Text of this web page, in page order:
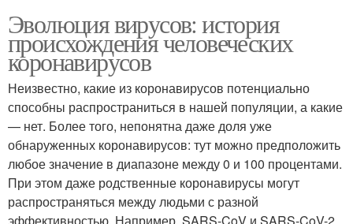
Эволюция вирусов: история
происхождения человеческих
коронавирусов
Неизвестно, какие из коронавирусов потенциально
способны распространиться в нашей популяции, а какие
— нет. Более того, непонятна даже доля уже
обнаруженных коронавирусов: тут можно предположить
любое значение в диапазоне между 0 и 100 процентами.
При этом даже родственные коронавирусы могут
распространяться между людьми с разной
эффективностью. Например, SARS-CoV и SARS-CoV-2